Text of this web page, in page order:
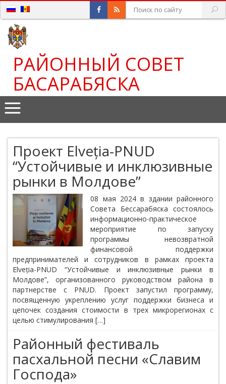
РАЙОННЫЙ СОВЕТ
БАСАРАБЯСКА
Проект Elveția-PNUD
“Устойчивые и инклюзивные
рынки в Молдове”
08 мая 2024 в здании районного
Совета Бессарабяска состоялось
информационно-практическое
мероприятие по запуску
программы невозвратной
финансовой поддержки
предпринимателей и сотрудников в рамках проекта
Elveția-PNUD “Устойчивые и инклюзивные рынки в
Молдове”, организованного руководством района в
партнерстве с PNUD. Проект запустил программу,
посвященную укреплению услуг поддержки бизнеса и
цепочек создания стоимости в трех микрорегионах с
целью стимулирования […]
Районный фестиваль
пасхальной песни «Славим
Господа»